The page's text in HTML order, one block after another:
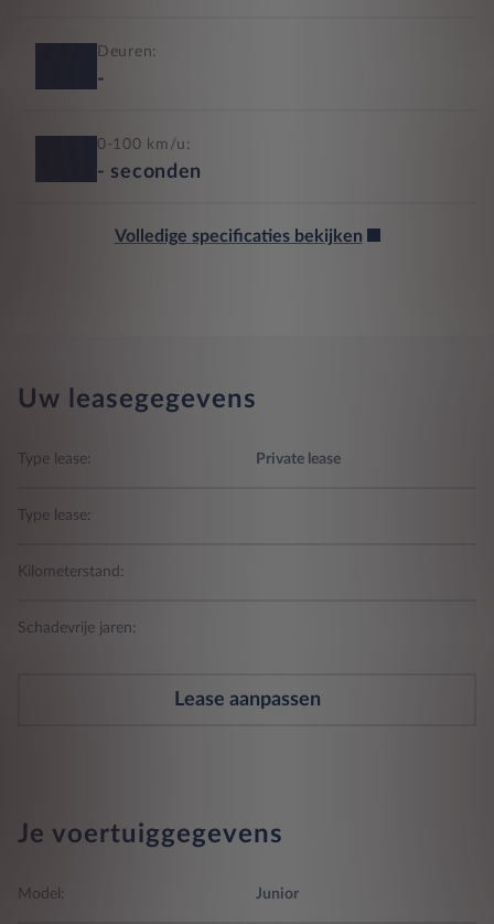
Deuren:
-
0-100 km/u:
- seconden
Volledige specificaties bekijken
Uw leasegegevens
Type lease: Private lease
Type lease:
Kilometerstand:
Schadevrije jaren:
Lease aanpassen
Je voertuiggegevens
Model: Junior